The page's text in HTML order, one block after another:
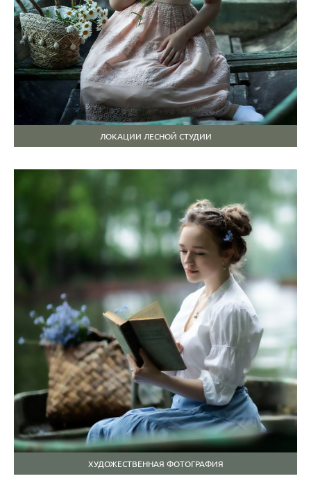
ЛОКАЦИИ ЛЕСНОЙ СТУДИИ
ХУДОЖЕСТВЕННАЯ ФОТОГРАФИЯ